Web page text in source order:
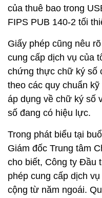
của thuê bao trong
FIPS PUB 140-2 tối
Giấy phép cũng nêu
cung cấp dịch vụ của
chứng thực chữ ký số
theo các quy chuẩn
áp dụng về chữ ký số
số đang có hiệu lực.
Trong phát biểu tại
Giám đốc Trung tâm
cho biết, Công ty Đầu
phép cung cấp dịch
cộng từ năm ngoái.